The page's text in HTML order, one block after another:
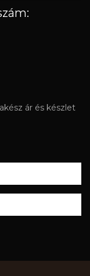
ár és készlet